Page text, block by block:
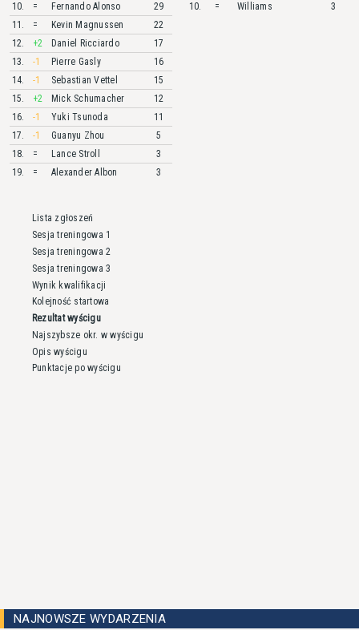
10.
= FernandoAlonso
29
11.
= Kevin Magnussen
22
12.
+2 Daniel Ricciardo
17
13.
-1 Pierre Gasly
16
14.
-1 Sebastian Vettel
15
15.
+2 MickSchumacher
12
16.
-1 Yuki Tsunoda
11
17.
-1 Guanyu Zhou
5
18.
= Lance Stroll
3
19.
= Alexander Albon 3
10.
= Williams 3
Lista zgłoszeń
Sesja treningowa 1
Sesja treningowa 2
Sesja treningowa 3
Wynik kwalifikacji
Kolejność startowa
Rezultat wyścigu
Najszybsze okr. w wyścigu
Opis wyścigu
Punktacje po wyścigu
NAJNOWSZE WYDARZENIA